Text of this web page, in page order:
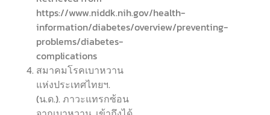
https://www.niddk.nih.gov/health-
information/diabetes/overview/preventing-
problems/diabetes-
complications
สมาคมโรคเบาหวาน
แห่งประเทศไทยฯ.
(น.ด.). ภาวะแทรกซ้อน